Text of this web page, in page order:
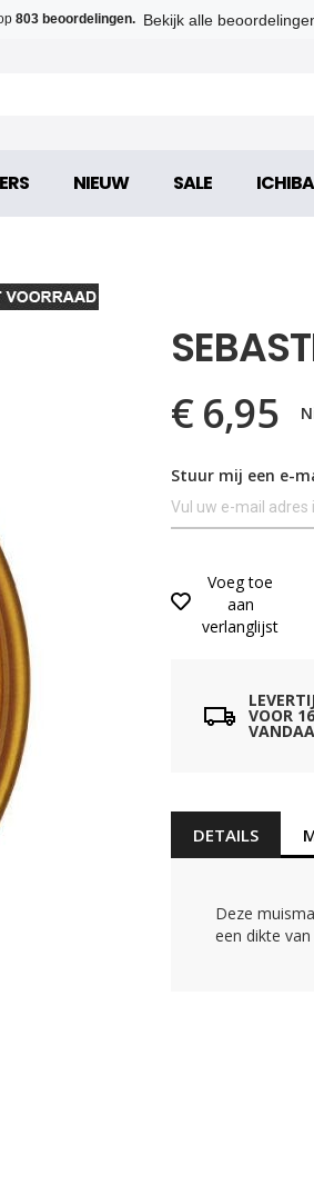
803 beoordelingen. Bekijk alle
NIEUW SALE
€ 6,95
Stuur mij een e-
Voeg toe
aan
verlanglijst
VOOR
DETAILS
Deze
een dikte